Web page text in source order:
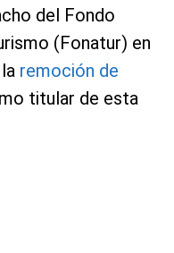
del Fondo
(Fonatur) en
remoción de
titular de esta